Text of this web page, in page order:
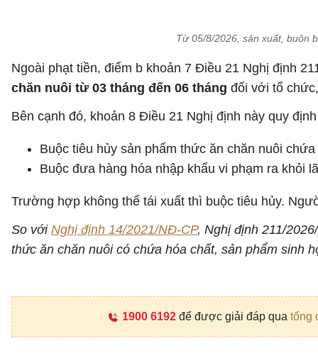
Từ 05/8/2026, sản xuất, buôn
Ngoài phạt tiền, điểm b khoản 7 Điều 21 Nghị định
chăn nuôi từ 03 tháng đến 06 tháng đối với tổ
Bên cạnh đó, khoản 8 Điều 21 Nghị định này quy
Buộc tiêu hủy sản phẩm thức ăn chăn nuôi
Buộc đưa hàng hóa nhập khẩu vi phạm ra khỏi
Trường hợp không thể tái xuất thì buộc tiêu hủy.
So với Nghị định 14/2021/NĐ-CP, Nghị định 211/
thức ăn chăn nuôi có chứa hóa chất, sản phẩm sinh
1900 6192để được giải đáp qua tổng